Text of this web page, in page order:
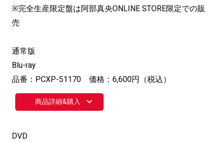
※完全生産限定盤は阿部真央ONLINE STORE限定での販
売
通常版
Blu-ray
品番：PCXP-51170 価格：6,600円（税込）
商品詳細&購入
DVD